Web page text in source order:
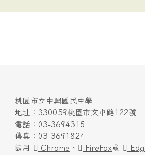
桃園市立中興國民中學
地址：330059桃園市文中路122號
電話：03-3694315
傳真：03-3691824
請用
Chrome 、 FireFox或